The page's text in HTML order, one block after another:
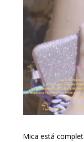
Mica está